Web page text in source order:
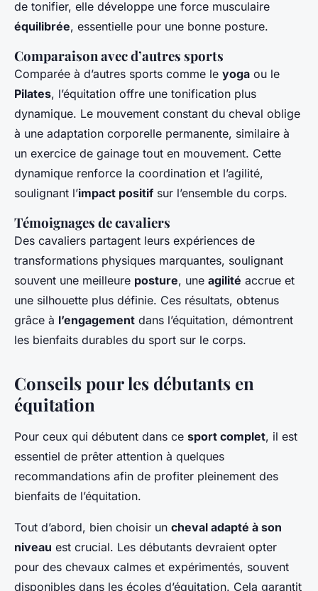
de tonifier, elle développe une force musculaire
équilibrée, essentielle pour une bonne posture.
Comparaison avec d’autres sports
Comparée à d’autres sports comme le yoga ou le
Pilates, l’équitation offre une tonification plus
dynamique. Le mouvement constant du cheval oblige
à une adaptation corporelle permanente, similaire à
un exercice de gainage tout en mouvement. Cette
dynamique renforce la coordination et l’agilité,
soulignant l’impact positifsur l’ensemble du corps.
Témoignages de cavaliers
Des cavaliers partagent leurs expériences de
transformations physiques marquantes, soulignant
souvent une meilleure posture, une agilité accrue et
une silhouette plus définie. Ces résultats, obtenus
grâce à l’engagement dans l’équitation, démontrent
les bienfaits durables du sport sur le corps.
Conseils pour les débutants en
équitation
Pour ceux qui débutent dans ce sport complet, il est
essentiel de prêter attention à quelques
recommandations afin de profiter pleinement des
bienfaits de l’équitation.
Tout d’abord, bien choisir un cheval adapté à son
niveau est crucial. Les débutants devraient opter
pour des chevaux calmes et expérimentés, souvent
disponibles dans les écoles d’équitation. Cela garantit